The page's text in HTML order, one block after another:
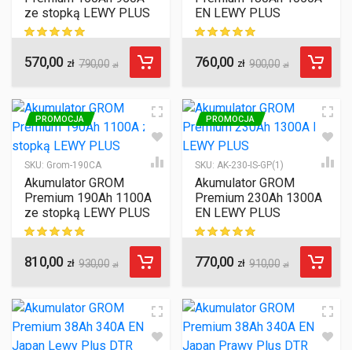
ze stopką LEWY PLUS
ocen klientów
570,00 zł 790,00 zł
EN LEWY PLUS
ocen klientów
760,00 zł 900,00 zł
SKU: Grom-190CA
PROMOCJA
Akumulator GROM
Premium 190Ah 1100A
ze stopką LEWY PLUS
ocen klientów
810,00 zł 930,00 zł
SKU: AK-230-IS-GP(1)
PROMOCJA
Akumulator GROM
Premium 230Ah 1300A
EN LEWY PLUS
ocen klientów
770,00 zł 910,00 zł